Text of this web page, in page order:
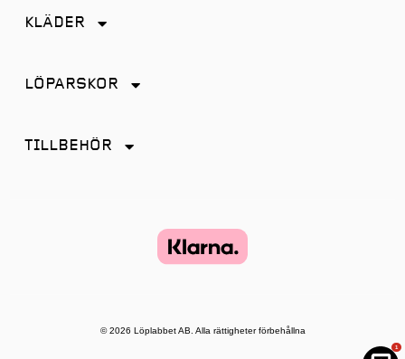
KLÄDER
LÖPARSKOR
TILLBEHÖR
© 2026 Löplabbet AB. Alla rättigheter förbehållna
1